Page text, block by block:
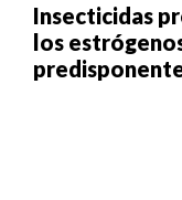
Insecticidas
los